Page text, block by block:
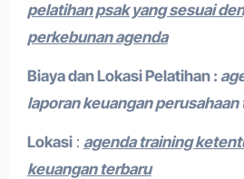
pelatihan psak yang sesuai
perkebunan agenda
Biaya dan Lokasi Pelatihan :
laporan keuangan perusahaan
Lokasi: agenda training
keuangan terbaru